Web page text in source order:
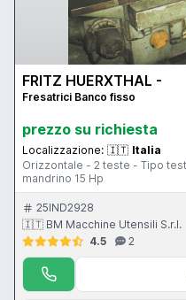
FRITZ HUERXTHAL -
Fresatrici Banco fisso
prezzo su richiesta
Localizzazione: 🇮🇹 Italia
Orizzontale - 2 teste - Tipo
mandrino 15 Hp
25IND2928
🇮🇹 BM Macchine Utensili S.r.l.
4.5
2